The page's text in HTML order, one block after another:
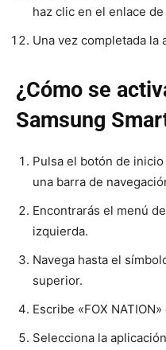
haz clic en el enlace
Una vez completada la
¿Cómo se
Samsung
Pulsa el botón de
una barra de
Encontrarás el menú
izquierda.
Navega hasta el
superior.
Escribe «FOX
Selecciona la